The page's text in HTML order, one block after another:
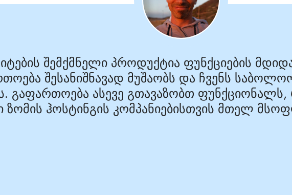
შემქმნელი პროდუქტია ფუნქციების
შესანიშნავად მუშაობს და ჩვენს
გაფართოება ასევე გთავაზობთ
ზომის ჰოსტინგის კომპანიებისთვის მთელ